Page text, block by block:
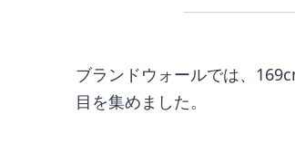
ブランドウォールでは、
目を集めました。